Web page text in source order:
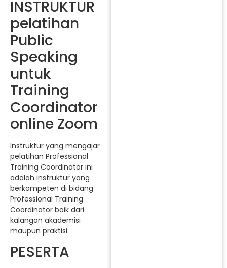
INSTRUKTUR
pelatihan
Public
Speaking
untuk
Training
Coordinator
online Zoom
Instruktur yang mengajar
pelatihan Professional
Training Coordinator ini
adalah instruktur yang
berkompeten di bidang
Professional Training
Coordinator baik dari
kalangan akademisi
maupun praktisi.
PESERTA